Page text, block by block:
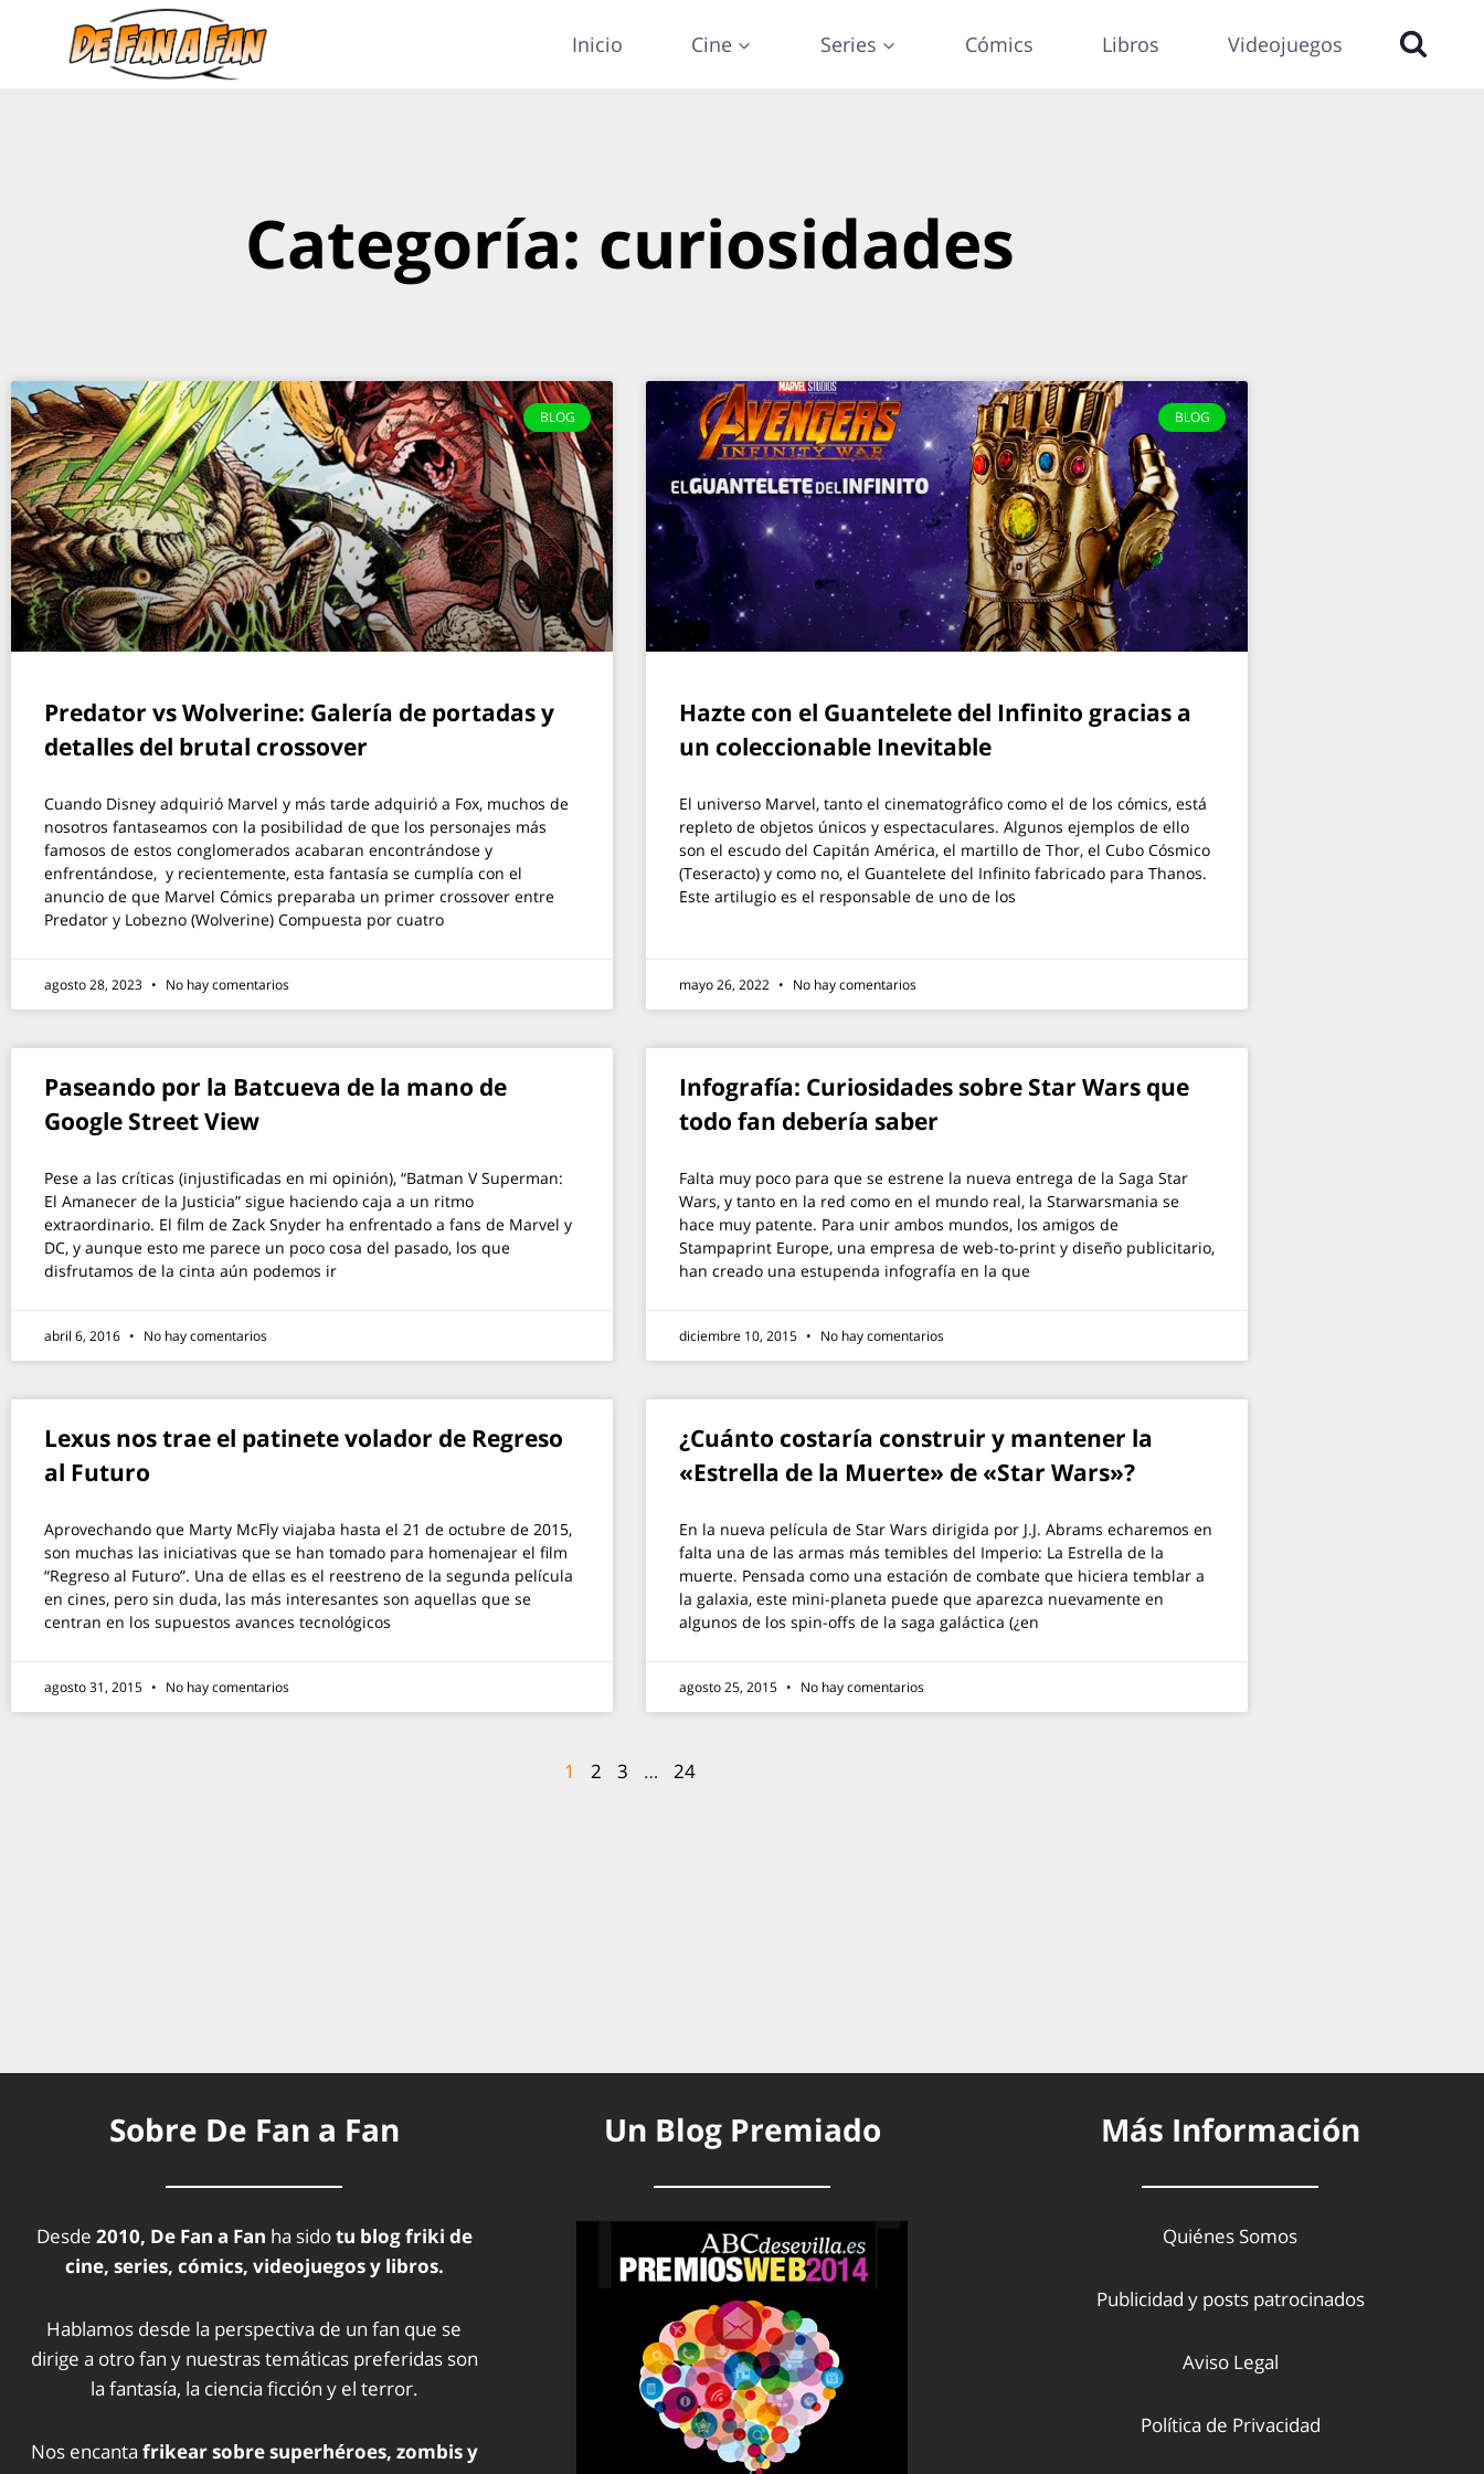
Inicio Cine Series Cómics Libros Videojuegos
Categoría: curiosidades
BLOG
Predator vs Wolverine: Galería de portadas y
detalles del brutal crossover
Cuando Disney adquirió Marvel y más tarde adquirió a Fox, muchos de
nosotros fantaseamos con la posibilidad de que los personajes más
famosos de estos conglomerados acabaran encontrándose y
enfrentándose, y recientemente, esta fantasía se cumplía con el
anuncio de que Marvel Cómics preparaba un primer crossover entre
Predator y Lobezno (Wolverine) Compuesta por cuatro
agosto 28, 2023 No hay comentarios
BLOG
Hazte con el Guantelete del Infinito gracias a
un coleccionable Inevitable
El universo Marvel, tanto el cinematográfico como el de los cómics, está
repleto de objetos únicos y espectaculares. Algunos ejemplos de ello
son el escudo del Capitán América, el martillo de Thor, el Cubo Cósmico
(Teseracto) y como no, el Guantelete del Infinito fabricado para Thanos.
Este artilugio es el responsable de uno de los
mayo 26, 2022 No hay comentarios
Paseando por la Batcueva de la mano de
Google Street View
Pese a las críticas (injustificadas en mi opinión), “Batman V Superman:
El Amanecer de la Justicia” sigue haciendo caja a un ritmo
extraordinario. El film de Zack Snyder ha enfrentado a fans de Marvel y
DC, y aunque esto me parece un poco cosa del pasado, los que
disfrutamos de la cinta aún podemos ir
abril 6, 2016 No hay comentarios
Infografía: Curiosidades sobre Star Wars que
todo fan debería saber
Falta muy poco para que se estrene la nueva entrega de la Saga Star
Wars, y tanto en la red como en el mundo real, la Starwarsmania se
hace muy patente. Para unir ambos mundos, los amigos de
Stampaprint Europe, una empresa de web-to-print y diseño publicitario,
han creado una estupenda infografía en la que
diciembre 10, 2015 No hay comentarios
Lexus nos trae el patinete volador de Regreso
al Futuro
Aprovechando que Marty McFly viajaba hasta el 21 de octubre de 2015,
son muchas las iniciativas que se han tomado para homenajear el film
“Regreso al Futuro”. Una de ellas es el reestreno de la segunda película
en cines, pero sin duda, las más interesantes son aquellas que se
centran en los supuestos avances tecnológicos
agosto 31, 2015 No hay comentarios
¿Cuánto costaría construir y mantener la
«Estrella de la Muerte» de «Star Wars»?
En la nueva película de Star Wars dirigida por J.J. Abrams echaremos en
falta una de las armas más temibles del Imperio: La Estrella de la
muerte. Pensada como una estación de combate que hiciera temblar a
la galaxia, este mini-planeta puede que aparezca nuevamente en
algunos de los spin-offs de la saga galáctica (¿en
agosto 25, 2015 No hay comentarios
1 2 3 … 24
Sobre De Fan a Fan
Desde 2010, De Fan a Fan ha sidotu blog friki de
cine, series, cómics, videojuegos y libros.
Hablamos desde la perspectiva de un fan que se
dirige a otro fan y nuestras temáticas preferidas son
la fantasía, la ciencia ficción y el terror.
Nos encanta frikear sobre superhéroes, zombis y
Un Blog Premiado Más Información
Quiénes Somos
Publicidad y posts patrocinados
Aviso Legal
Política de Privacidad